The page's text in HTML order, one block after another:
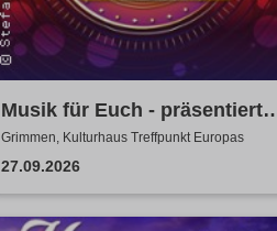
Musik für Euch - präsentiert
von Uta Bresan
Grimmen, Kulturhaus Treffpunkt Europas
27.09.2026